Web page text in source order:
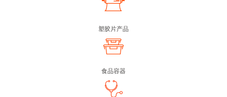
塑胶片产品
食品容器